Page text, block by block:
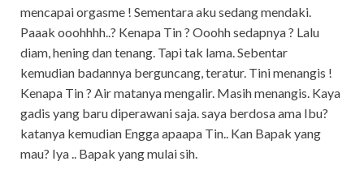
mencapai orgasme ! Sementara aku sedang mendaki.
Paaak ooohhhh..? Kenapa Tin ? Ooohh sedapnya ? Lalu
diam, hening dan tenang. Tapi tak lama. Sebentar
kemudian badannya berguncang, teratur. Tini menangis !
Kenapa Tin ? Air matanya mengalir. Masih menangis. Kaya
gadis yang baru diperawani saja. saya berdosa ama Ibu?
katanya kemudian Engga apaapa Tin.. Kan Bapak yang
mau? Iya .. Bapak yang mulai sih.